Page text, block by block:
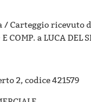
/ Carteggio ricevuto
COMP. a LUCA DEL
2, codice 421579